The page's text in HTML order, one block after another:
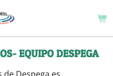
EQUIPO DESPEGA